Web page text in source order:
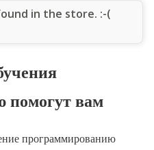
in the store. :-(
помогут вам
программированию